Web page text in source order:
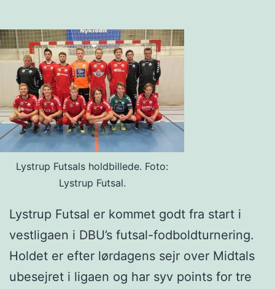
Lystrup Futsals holdbillede. Foto:
Lystrup Futsal.
Lystrup Futsal er kommet godt fra start i
vestligaen i DBU’s futsal-fodboldturnering.
Holdet er efter lørdagens sejr over Midtals
ubesejret i ligaen og har syv points for tre